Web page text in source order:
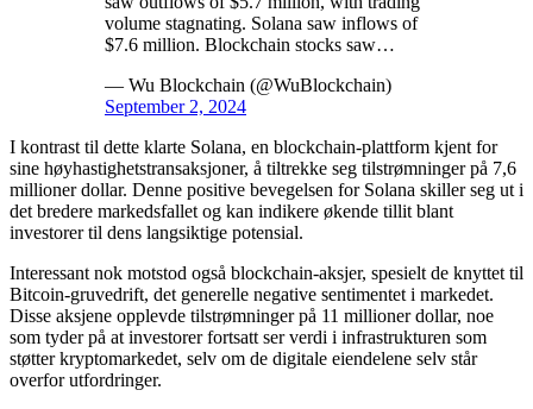
volume stagnating. Solana saw inflows of
$7.6 million. Blockchain stocks saw…
— Wu Blockchain (@WuBlockchain)
September 2, 2024
I kontrast til dette klarte Solana, en blockchain-plattform kjent for
sine høyhastighetstransaksjoner, å tiltrekke seg tilstrømninger på 7,6
millioner dollar. Denne positive bevegelsen for Solana skiller seg ut i
det bredere markedsfallet og kan indikere økende tillit blant
investorer til dens langsiktige potensial.
Interessant nok motstod også blockchain-aksjer, spesielt de knyttet til
Bitcoin-gruvedrift, det generelle negative sentimentet i markedet.
Disse aksjene opplevde tilstrømninger på 11 millioner dollar, noe
som tyder på at investorer fortsatt ser verdi i infrastrukturen som
støtter kryptomarkedet, selv om de digitale eiendelene selv står
overfor utfordringer.